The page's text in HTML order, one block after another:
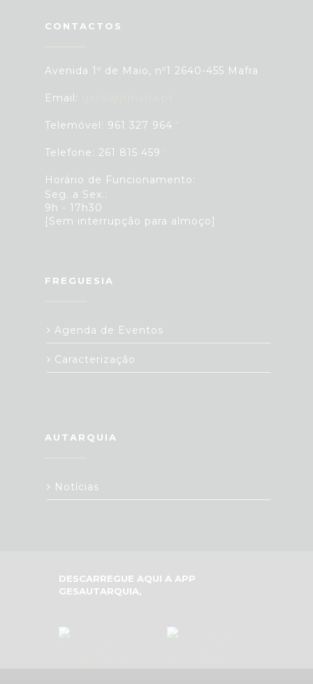
CONTACTOS
Avenida 1º de Maio, nº1 2640-455 Mafra
Email:
Telemóvel: 961 327 964
Telefone: 261 815 459
Horário de Funcionamento:
Seg. a Sex.:
9h - 17h30
[Sem interrupção para almoço]
FREGUESIA
Agenda de Eventos
Caracterização
AUTARQUIA
Notícias
DESCARREGUE AQUI A APP
GESAUTARQUIA,